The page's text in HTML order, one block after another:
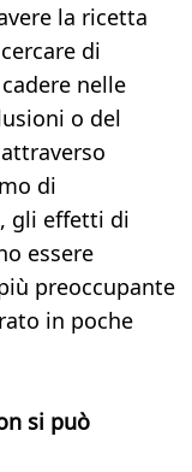
la ricetta
di
nelle
o del
di
gli effetti di
essere
preoccupante
in poche
si può